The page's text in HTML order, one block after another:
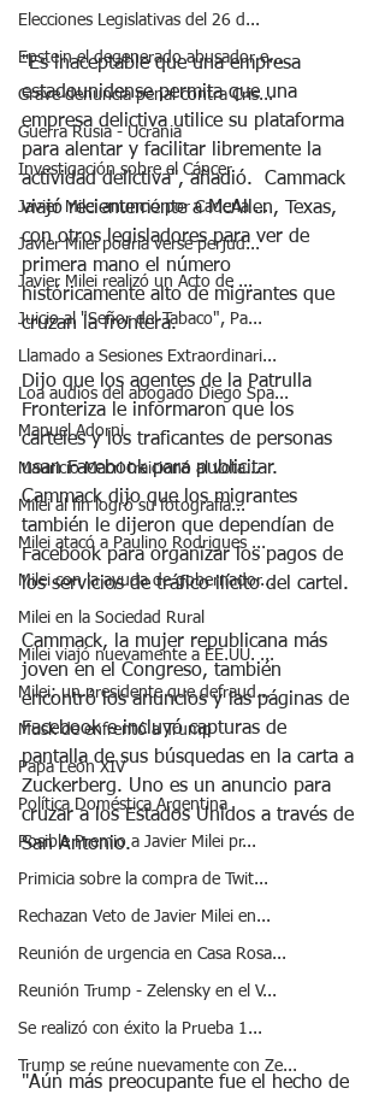
Elecciones Legislativas del 26 d...
Epstein el degenerado abusador e...
Grave denuncia penal contra Cris...
Guerra Rusia - Ucrania
Investigación sobre el Cáncer
Javier Milei anunció por Cadena ...
Javier Milei podría verse perjud...
Javier Milei realizó un Acto de ...
Juicio al "Señor del Tabaco", Pa...
Llamado a Sesiones Extraordinari...
Loa audios del abogado Diego Spa...
Manuel Adorni
Mauricio Macri traicionó al vota...
Milei al fin logró su fotografía...
Milei atacó a Paulino Rodrigues ...
Milei con la ayuda de gobernador...
Milei en la Sociedad Rural
Milei viajó nuevamente a EE.UU. ...
Milei: un presidente que defraud...
Musk de enfrentó a Trump
Papa León XIV
Política Doméstica Argentina
Posible Premio a Javier Milei pr...
Primicia sobre la compra de Twit...
Rechazan Veto de Javier Milei en...
Reunión de urgencia en Casa Rosa...
Reunión Trump - Zelensky en el V...
Se realizó con éxito la Prueba 1...
Trump se reúne nuevamente con Ze...
"Es inaceptable que una empresa
estadounidense permita que una
empresa delictiva utilice su plataforma
para alentar y facilitar libremente la
actividad delictiva", añadió.  Cammack
viajó recientemente a McAllen, Texas,
con otros legisladores para ver de
primera mano el número
históricamente alto de migrantes que
cruzan la frontera.
Dijo que los agentes de la Patrulla
Fronteriza le informaron que los
carteles y los traficantes de personas
usan Facebook para publicitar.
Cammack dijo que los migrantes
también le dijeron que dependían de
Facebook para organizar los pagos de
los servicios de tráfico ilícito del cartel.
Cammack, la mujer republicana más
joven en el Congreso, también
encontró los anuncios y las páginas de
Facebook e incluyó capturas de
pantalla de sus búsquedas en la carta a
Zuckerberg. Uno es un anuncio para
cruzar a los Estados Unidos a través de
San Antonio.
"Aún más preocupante fue el hecho de